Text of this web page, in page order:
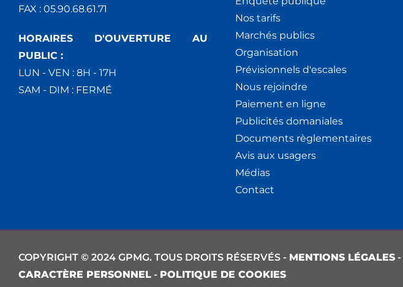
FAX : 05.90.68.61.71
HORAIRES D'OUVERTURE AU
PUBLIC :
LUN - VEN : 8H - 17H
SAM - DIM : FERMÉ
Nos tarifs
Marchés publics
Organisation
Prévisionnels d'escales
Nous rejoindre
Paiement en ligne
Publicités domaniales
Documents règlementaires
Avis aux usagers
Médias
Contact
COPYRIGHT © 2024 GPMG. TOUS DROITS RÉSERVÉS - MENTIONS LÉGALES -
CARACTÈRE PERSONNEL - POLITIQUE DE COOKIES